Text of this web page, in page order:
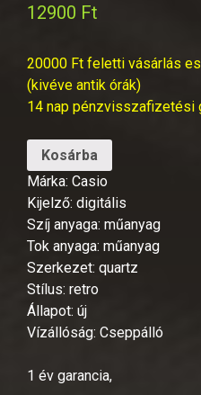
12900 Ft
20000 Ft feletti vásárlás
(kivéve antik órák)
14 nap pénzvisszafizetési
Kosárba
Márka: Casio
Kijelző: digitális
Szíj anyaga: műanyag
Tok anyaga: műanyag
Szerkezet: quartz
Stílus: retro
Állapot: új
Vízállóság: Cseppálló
1 év garancia,